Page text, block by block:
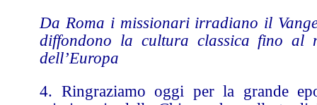
Da Roma i missionari irradiano il
diffondono la cultura classica fino al
dell’Europa
4. Ringraziamo oggi per la grande